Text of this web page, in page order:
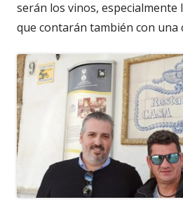
serán los vinos, especialmente
que contarán también con una